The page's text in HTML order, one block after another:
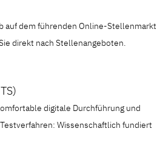
auf dem führenden Online-Stellenmarkt
direkt nach Stellenangeboten.
digitale Durchführung und
Wissenschaftlich fundiert